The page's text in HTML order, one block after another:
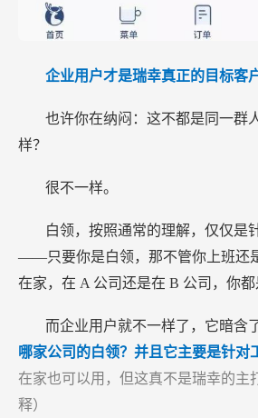
企业用户才是瑞幸真正的目标客
也许你在纳闷：这不都是同一群
样？
很不一样。
白领，按照通常的理解，仅仅是
——只要你是白领，那不管你上班还
在家，在 A 公司还是在 B 公司，你都
而企业用户就不一样了，它暗
哪家公司的白领？并且它主要是针对
在家也可以用，但这真不是瑞幸的主
释）